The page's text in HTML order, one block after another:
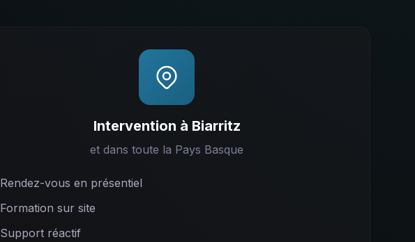
Intervention à Biarritz
et dans toute la Pays Basque
Rendez-vous en présentiel
Formation sur site
Support réactif